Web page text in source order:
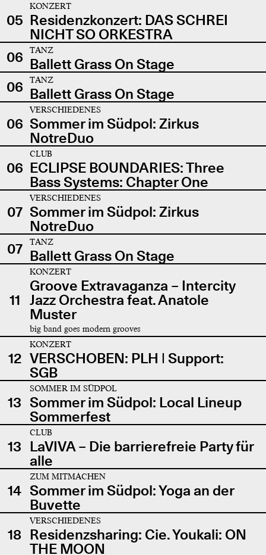
05
KONZERT
Residenzkonzert: DAS SCHREI
NICHT SO ORKESTRA
06
TANZ
Ballett Grass On Stage
06
TANZ
Ballett Grass On Stage
06
VERSCHIEDENES
Sommer im Südpol: Zirkus
NotreDuo
06
CLUB
ECLIPSE BOUNDARIES: Three
Bass Systems: Chapter One
07
VERSCHIEDENES
Sommer im Südpol: Zirkus
NotreDuo
07
TANZ
Ballett Grass On Stage
11
KONZERT
Groove Extravaganza – Intercity
Jazz Orchestra feat. Anatole
Muster
big band goes modern grooves
12
KONZERT
VERSCHOBEN: PLH | Support:
SGB
13
SOMMER IM SÜDPOL
Sommer im Südpol: Local Lineup
Sommerfest
13
CLUB
LaVIVA – Die barrierefreie Party für
alle
14
ZUM MITMACHEN
Sommer im Südpol: Yoga an der
Buvette
18
VERSCHIEDENES
Residenzsharing: Cie. Youkali: ON
THE MOON